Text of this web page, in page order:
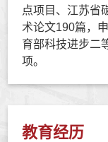
点项目、江苏省
术论文190篇，
育部科技进步二
项。
教育经历